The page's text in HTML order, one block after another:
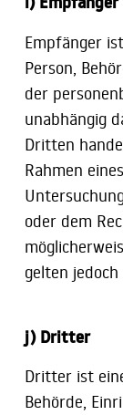
Empfänger
Person,
der
unabhängig
Dritten
Rahmen
oder dem
gelten
j) Dritter
Dritter ist
Behörde,